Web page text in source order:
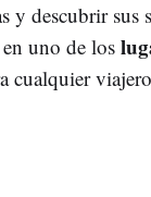
y descubrir
uno de los
cualquier